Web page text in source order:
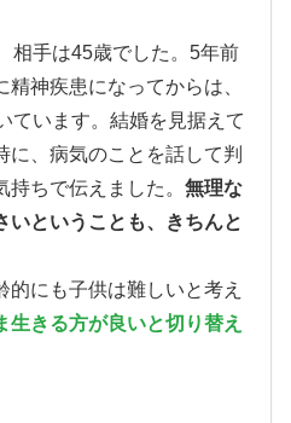
相手は45歳でした。5年前
神疾患になってからは、
ています。結婚を見据えて
に、病気のことを話して判
ちで伝えました。 無理な
いということも、きちんと
にも子供は難しいと考え
生きる方が良いと切り替え